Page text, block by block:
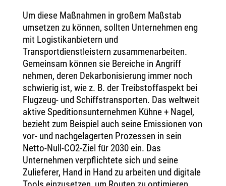
Um diese Maßnahmen in großem Maßstab
umsetzen zu können, sollten Unternehmen eng
mit Logistikanbietern und
Transportdienstleistern zusammenarbeiten.
Gemeinsam können sie Bereiche in Angriff
nehmen, deren Dekarbonisierung immer noch
schwierig ist, wie z. B. der Treibstoffaspekt bei
Flugzeug- und Schiffstransporten. Das weltweit
aktive Speditionsunternehmen Kühne + Nagel,
bezieht zum Beispiel auch seine Emissionen von
vor- und nachgelagerten Prozessen in sein
Netto-Null-CO2-Ziel für 2030 ein. Das
Unternehmen verpflichtete sich und seine
Zulieferer, Hand in Hand zu arbeiten und digitale